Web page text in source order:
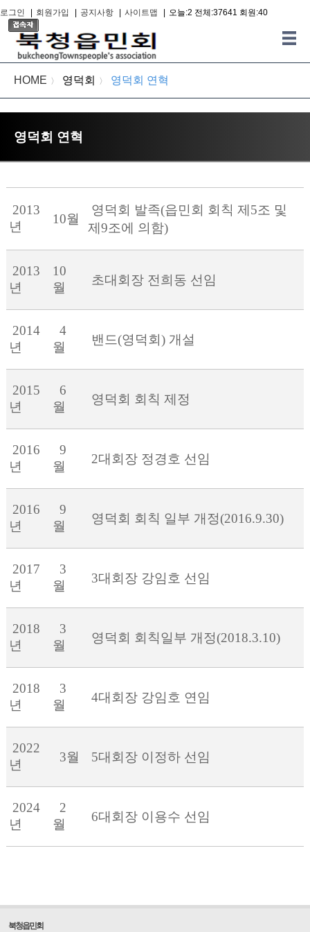
로그인 회원가입 공지사항 사이트맵 오늘:2 전체:37641 회원:40
HOME 〉 영덕회 〉 영덕회 연혁
영덕회 연혁
2013
년
10월
영덕회 발족(읍민회 회칙 제5조 및
제9조에 의함)
2013
년
10
월
초대회장 전희동 선임
2014
년
4
월
밴드(영덕회) 개설
2015
년
6
월
영덕회 회칙 제정
2016
년
9
월
2대회장 정경호 선임
2016
년
9
월
영덕회 회칙 일부 개정(2016.9.30)
2017
년
3
월
3대회장 강임호 선임
2018
년
3
월
영덕회 회칙일부 개정(2018.3.10)
2018
년
3
월
4대회장 강임호 연임
2022
년
3월 5대회장 이정하 선임
2024
년
2
월
6대회장 이용수 선임
북청읍민회